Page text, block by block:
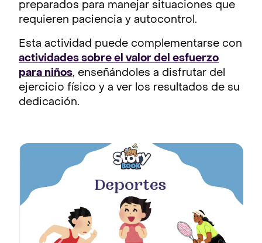
preparados para manejar situaciones que
requieren paciencia y autocontrol.
Esta actividad puede complementarse con
actividades sobre el valor del esfuerzo
para niños, enseñándoles a disfrutar del
ejercicio físico y a ver los resultados de su
dedicación.